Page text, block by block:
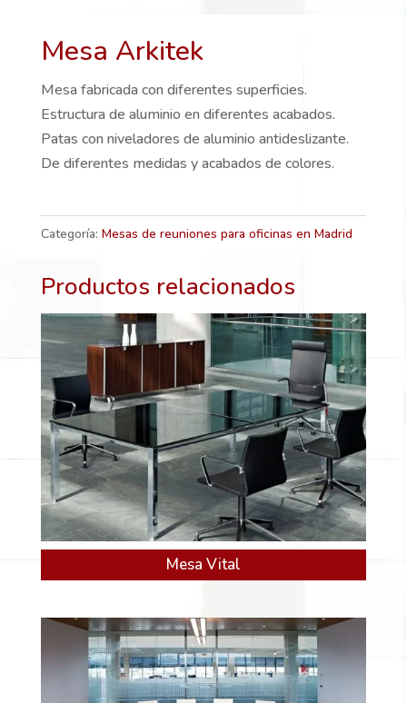
Mesa Arkitek
Mesa fabricada con diferentes superficies.
Estructura de aluminio en diferentes acabados.
Patas con niveladores de aluminio antideslizante.
De diferentes medidas y acabados de colores.
Categoría: Mesas de reuniones para oficinas en Madrid
Productos relacionados
Mesa Vital